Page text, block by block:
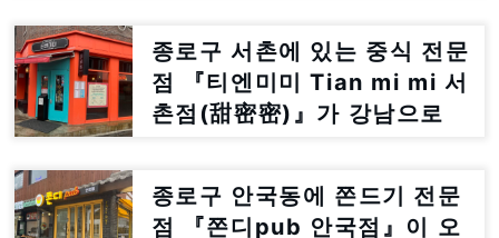
종로구 서촌에 있는 중식 전문
점 『티엔미미 Tian mi mi 서
촌점(甜密密)』가 강남으로
종로구 안국동에 쫀드기 전문
점 『쫀디pub 안국점』이 오